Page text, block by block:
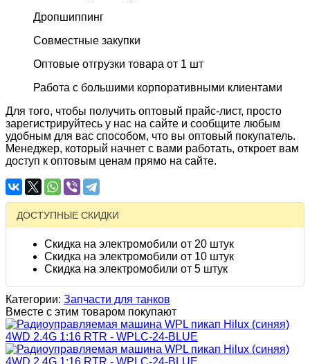
Дропшиппинг
Совместные закупки
Оптовые отгрузки товара от 1 шт
Работа с большими корпоративными клиентами
Для того, чтобы получить оптовый прайс-лист, просто
зарегистрируйтесь у нас на сайте и сообщите любым
удобным для вас способом, что вы оптовый покупатель.
Менеджер, который начнет с вами работать, откроет вам
доступ к оптовым ценам прямо на сайте.
ДОСТУПНЫЕ СКИДКИ
Скидка на электромобили от 20 штук
Скидка на электромобили от 10 штук
Скидка на электромобили от 5 штук
Категории: Запчасти для танков
Вместе с этим товаром покупают